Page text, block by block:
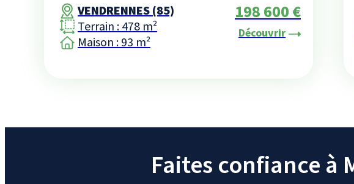
VENDRENNES (85)
Terrain : 478 m²
Maison : 93 m²
198 600 €
Découvrir
Faites confiance à